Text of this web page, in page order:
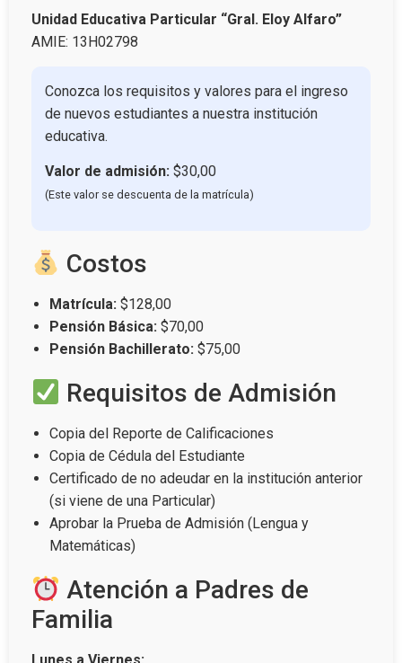
Unidad Educativa Particular “Gral. Eloy Alfaro”
AMIE: 13H02798
Conozca los requisitos y valores para el ingreso
de nuevos estudiantes a nuestra institución
educativa.
Valor de admisión: $30,00
(Este valor se descuenta de la matrícula)
Costos
Matrícula: $128,00
Pensión Básica: $70,00
Pensión Bachillerato: $75,00
Requisitos de Admisión
Copia del Reporte de Calificaciones
Copia de Cédula del Estudiante
Certificado de no adeudar en la institución anterior
(si viene de una Particular)
Aprobar la Prueba de Admisión (Lengua y
Matemáticas)
Atención a Padres de
Familia